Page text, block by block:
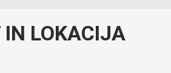
IN LOKACIJA